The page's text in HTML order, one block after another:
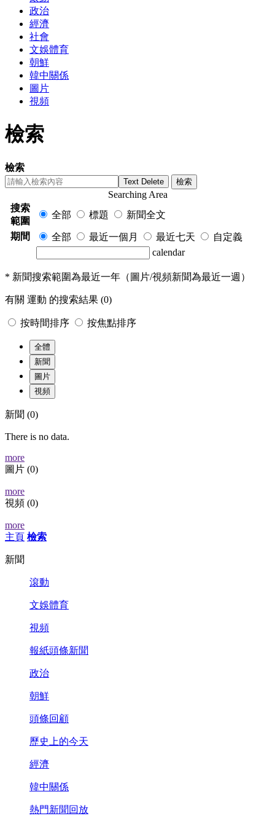
政治
經濟
社會
文娛體育
朝鮮
韓中關係
圖片
視頻
檢索
檢索
Text Delete 檢索
Searching Area
搜索
範圍
全部 標題 新聞全文
期間 全部 最近一個月 最近七天
自定義
calendar
* 新聞搜索範圍為最近一年（圖片/視頻新聞為最近一週）
有關 運動 的搜索結果 (0)
按時間排序 按焦點排序
全體
新聞
圖片
視頻
新聞 (0)
There is no data.
more
圖片 (0)
more
視頻 (0)
more
主頁 檢索
新聞
滾動
文娛體育
視頻
報紙頭條新聞
政治
朝鮮
頭條回顧
歷史上的今天
經濟
韓中關係
熱門新聞回放